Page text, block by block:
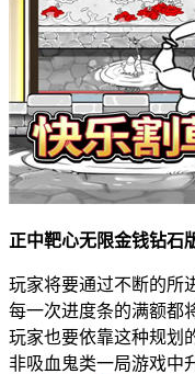
正中靶心无限金钱钻石
玩家将要通过不断的所
每一次进度条的满额都
玩家也要依靠这种规划
非吸血鬼类一局游戏中